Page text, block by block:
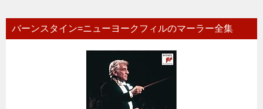
バーンスタイン=ニューヨークフィルのマーラー全集